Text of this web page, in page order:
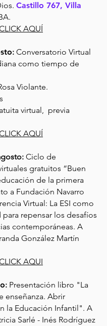
Castillo 767, Villa
AQUÍ
: Conversatorio Virtual
como tiempo de
Violante.
virtual, previa
AQUÍ
Ciclo de
gratuitos “Buen
de la primera
a Fundación Navarro
Virtual: La ESI como
repensar los desafíos
contemporáneas. A
González Martín
AQUI
: Presentación libro "La
enseñanza. Abrir
la Educación Infantil". A
Sarlé - Inés Rodríguez